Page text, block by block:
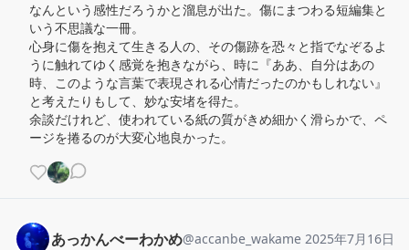
なんという感性だろうかと溜息が出た。傷にまつわる短編集と
いう不思議な一冊。
心身に傷を抱えて生きる人の、その傷跡を恐々と指でなぞるよ
うに触れてゆく感覚を抱きながら、時に『ああ、自分はあの
時、このような言葉で表現される心情だったのかもしれない』
と考えたりもして、妙な安堵を得た。
余談だけれど、使われている紙の質がきめ細かく滑らかで、ペ
ージを捲るのが大変心地良かった。
あっかんべーわかめ@accanbe_wakame 2025年7月16日